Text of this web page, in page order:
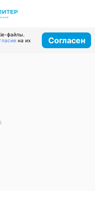
файлы.
на их
Согласен